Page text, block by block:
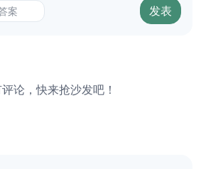
发表
论，快来抢沙发吧！